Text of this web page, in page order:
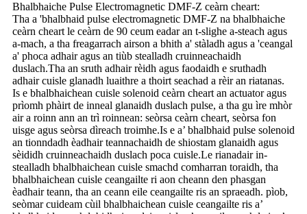
Bhalbhaiche Pulse Electromagnetic DMF-Z ceàrn cheart:
Tha a 'bhalbhaid pulse electromagnetic DMF-Z na bhalbhaiche
ceàrn cheart le ceàrn de 90 ceum eadar an t-slighe a-steach agus
a-mach, a tha freagarrach airson a bhith a' stàladh agus a 'ceangal
a' phoca adhair agus an tiùb stealladh cruinneachaidh
duslach.Tha an sruth adhair rèidh agus faodaidh e sruthadh
adhair cuisle glanadh luaithre a thoirt seachad a rèir an riatanas.
Is e bhalbhaichean cuisle solenoid ceàrn cheart an actuator agus
prìomh phàirt de inneal glanaidh duslach pulse, a tha gu ìre mhòr
air a roinn ann an trì roinnean: seòrsa ceàrn cheart, seòrsa fon
uisge agus seòrsa dìreach troimhe.Is e a’ bhalbhaid pulse solenoid
an tionndadh èadhair teannachaidh de shiostam glanaidh agus
sèididh cruinneachaidh duslach poca cuisle.Le rianadair in-
stealladh bhalbhaichean cuisle smachd comharran toraidh, tha
bhalbhaichean cuisle ceangailte ri aon cheann den phasgan
èadhair teann, tha an ceann eile ceangailte ris an spraeadh. pìob,
seòmar cuideam cùil bhalbhaichean cuisle ceangailte ris a’